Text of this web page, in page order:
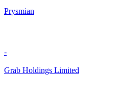
Prysmian
-
Grab Holdings Limited